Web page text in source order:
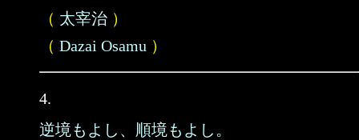
（ 太宰治 ）
（ Dazai Osamu ）
4.
逆境もよし、順境もよし。